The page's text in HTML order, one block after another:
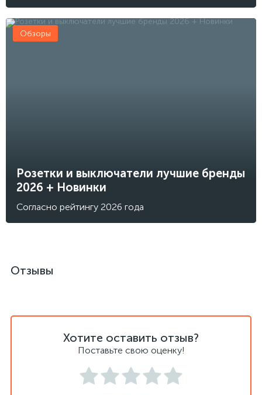
Розетки и выключатели лучшие бренды
2026 + Новинки
Согласно рейтингу 2026 года
Обзоры
Отзывы
Хотите оставить отзыв?
Поставьте свою оценку!